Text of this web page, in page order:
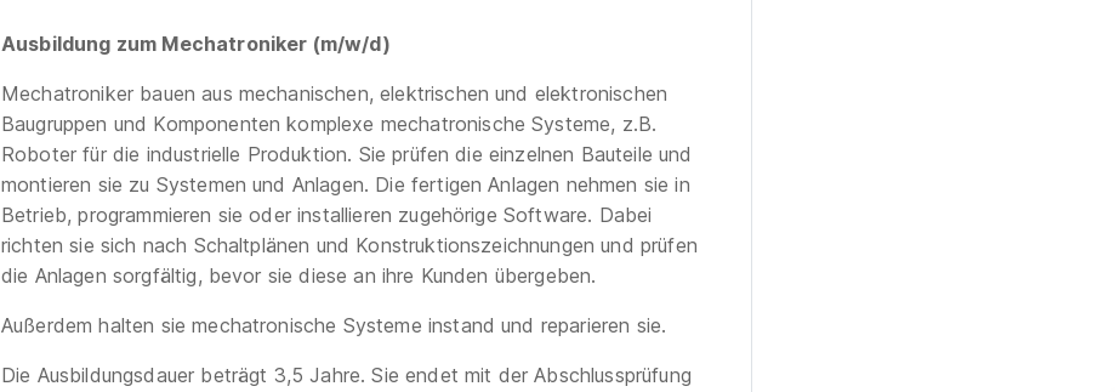
Ausbildung zum Mechatroniker (m/w/d)
Mechatroniker bauen aus mechanischen, elektrischen und elektronischen
Baugruppen und Komponenten komplexe mechatronische Systeme, z.B.
Roboter für die industrielle Produktion. Sie prüfen die einzelnen Bauteile und
montieren sie zu Systemen und Anlagen. Die fertigen Anlagen nehmen sie in
Betrieb, programmieren sie oder installieren zugehörige Software. Dabei
richten sie sich nach Schaltplänen und Konstruktionszeichnungen und prüfen
die Anlagen sorgfältig, bevor sie diese an ihre Kunden übergeben.
Außerdem halten sie mechatronische Systeme instand und reparieren sie.
Die Ausbildungsdauer beträgt 3,5 Jahre. Sie endet mit der Abschlussprüfung